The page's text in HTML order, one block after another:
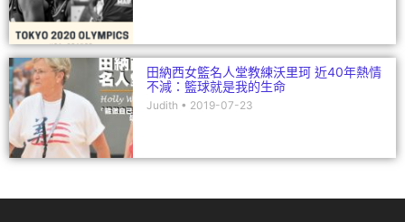
田納西女籃名人堂教練沃里珂 近40年熱情
不減：籃球就是我的生命
Judith 2019-07-23